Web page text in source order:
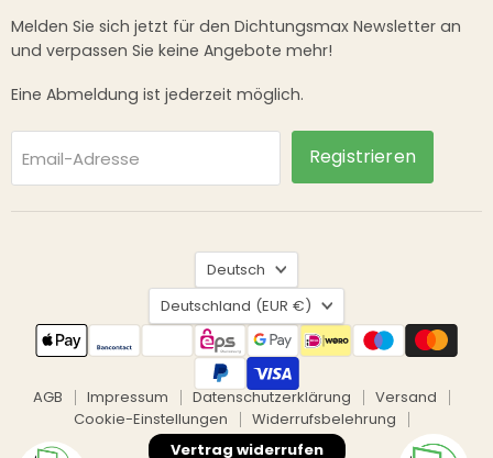
Melden Sie sich jetzt für den Dichtungsmax Newsletter an
und verpassen Sie keine Angebote mehr!
Eine Abmeldung ist jederzeit möglich.
Email-Adresse Registrieren
Sprache
Deutsch
Land
Deutschland (EUR €)
AGB Impressum Datenschutzerklärung
Versand
Cookie-Einstellungen
Widerrufsbelehrung
Vertrag widerrufen